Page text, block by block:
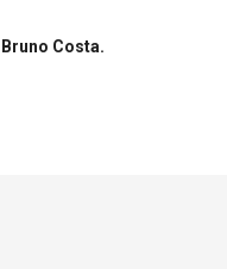
Costa.